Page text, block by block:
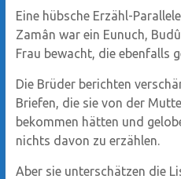
Eine hübsche Erzähl-
Zamân war ein Eunuch,
Frau bewacht, die ebenfalls
Die Brüder berichten
Briefen, die sie von der
bekommen hätten und
nichts davon zu erzählen.
Aber sie unterschätzen die